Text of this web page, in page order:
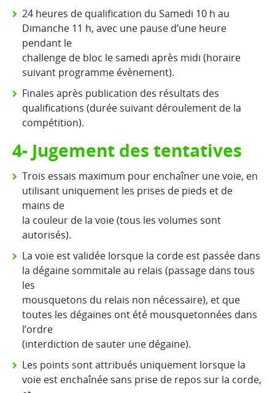
24 heures de qualification du Samedi 10 h au
Dimanche 11 h, avec une pause d’une heure
pendant le
challenge de bloc le samedi après midi (horaire
suivant programme évènement).
Finales après publication des résultats des
qualifications (durée suivant déroulement de la
compétition).
4- Jugement des tentatives
Trois essais maximum pour enchaîner une voie, en
utilisant uniquement les prises de pieds et de
mains de
la couleur de la voie (tous les volumes sont
autorisés).
La voie est validée lorsque la corde est passée dans
la dégaine sommitale au relais (passage dans tous
les
mousquetons du relais non nécessaire), et que
toutes les dégaines ont été mousquetonnées dans
l’ordre
(interdiction de sauter une dégaine).
Les points sont attribués uniquement lorsque la
voie est enchaînée sans prise de repos sur la corde,